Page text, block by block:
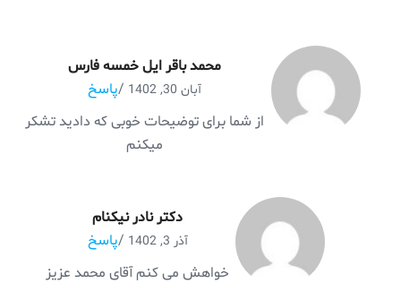
محمد باقر ایل خمسه فارس
آبان 30, 1402 /پاسخ
از شما برای توضیحات خوبی که دادید تشکر
میکنم
دکتر نادر نیکنام
آذر 3, 1402 /پاسخ
خواهش می کنم آقای محمد عزیز